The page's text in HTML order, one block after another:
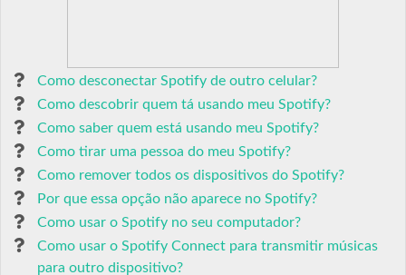
Como desconectar Spotify de outro celular?
Como descobrir quem tá usando meu Spotify?
Como saber quem está usando meu Spotify?
Como tirar uma pessoa do meu Spotify?
Como remover todos os dispositivos do Spotify?
Por que essa opção não aparece no Spotify?
Como usar o Spotify no seu computador?
Como usar o Spotify Connect para transmitir músicas
para outro dispositivo?